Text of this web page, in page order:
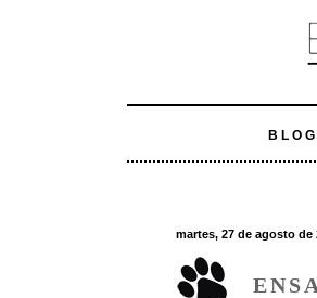
BLOG
martes, 27 de agosto de